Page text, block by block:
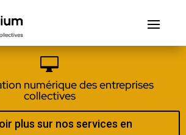

numérique des entreprises
collectives
plus sur nos services en